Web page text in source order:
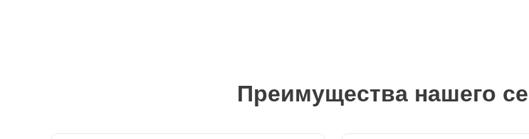
Преимущества нашего